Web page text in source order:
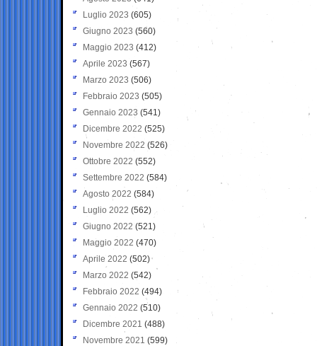
Luglio 2023 (605)
Giugno 2023 (560)
Maggio 2023 (412)
Aprile 2023 (567)
Marzo 2023 (506)
Febbraio 2023 (505)
Gennaio 2023 (541)
Dicembre 2022 (525)
Novembre 2022 (526)
Ottobre 2022 (552)
Settembre 2022 (584)
Agosto 2022 (584)
Luglio 2022 (562)
Giugno 2022 (521)
Maggio 2022 (470)
Aprile 2022 (502)
Marzo 2022 (542)
Febbraio 2022 (494)
Gennaio 2022 (510)
Dicembre 2021 (488)
Novembre 2021 (599)